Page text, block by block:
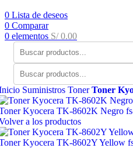
0 Lista de deseos
0 Comparar
0 elementos S/0.00
Suministros TonerToner
Kyocera TK-8602K Negro
a los productos
Kyocera TK-8602Y Yellow